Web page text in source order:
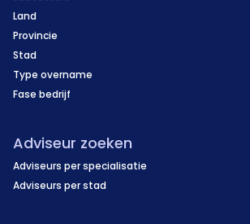
Land
Provincie
Stad
Type overname
Fase bedrijf
Adviseur zoeken
Adviseurs per specialisatie
Adviseurs per stad